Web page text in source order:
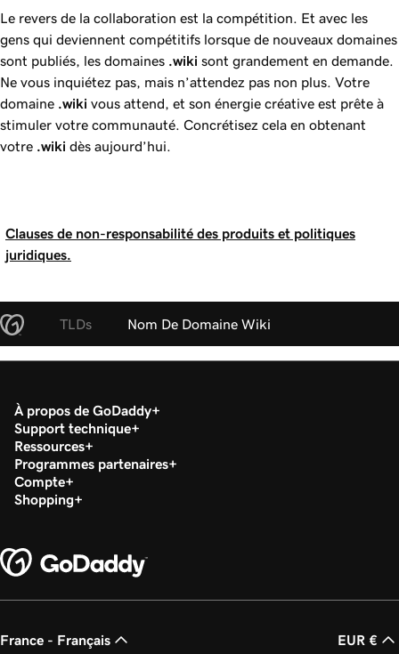
Le revers de la collaboration est la compétition. Et avec les
gens qui deviennent compétitifs lorsque de nouveaux domaines
sont publiés, les domaines .wiki sont grandement en demande.
Ne vous inquiétez pas, mais n’attendez pas non plus. Votre
domaine .wiki vous attend, et son énergie créative est prête à
stimuler votre communauté. Concrétisez cela en obtenant
votre .wiki dès aujourd’hui.
Clauses de non-responsabilité des produits et politiques
juridiques.
TLDs Nom De Domaine Wiki
À propos de GoDaddy
Support technique
Ressources
Programmes partenaires
Compte
Shopping
France - Français EUR €